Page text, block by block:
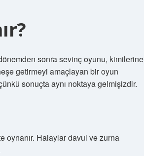
sonra sevinç oyunu, kimilerine
getirmeyi amaçlayan bir oyun
sonuçta aynı noktaya gelmişizdir.
oynanır. Halaylar davul ve zurna